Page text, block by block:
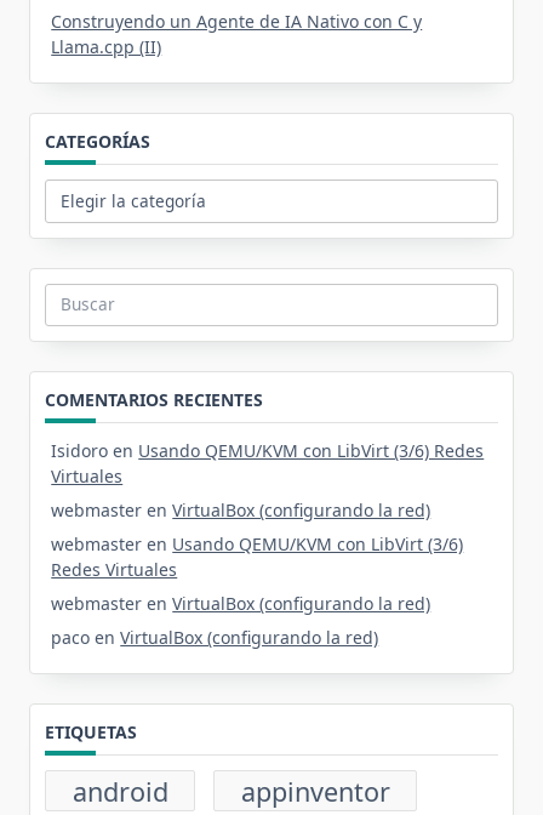
Construyendo un Agente de IA Nativo con C y
Llama.cpp (II)
CATEGORÍAS
Categorías
Buscar:
COMENTARIOS RECIENTES
Isidoro en Usando QEMU/KVM con LibVirt (3/6) Redes
Virtuales
webmaster enVirtualBox (configurando la red)
webmaster en Usando QEMU/KVM con LibVirt (3/6)
Redes Virtuales
webmaster enVirtualBox (configurando la red)
paco enVirtualBox (configurando la red)
ETIQUETAS
android appinventor